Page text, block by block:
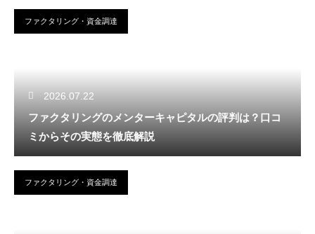
ファクタリング・資金調達
2026.07.22
ファクタリングのメンターキャピタルの評判は？口コ
ミからその実態を徹底解説
ファクタリング・資金調達